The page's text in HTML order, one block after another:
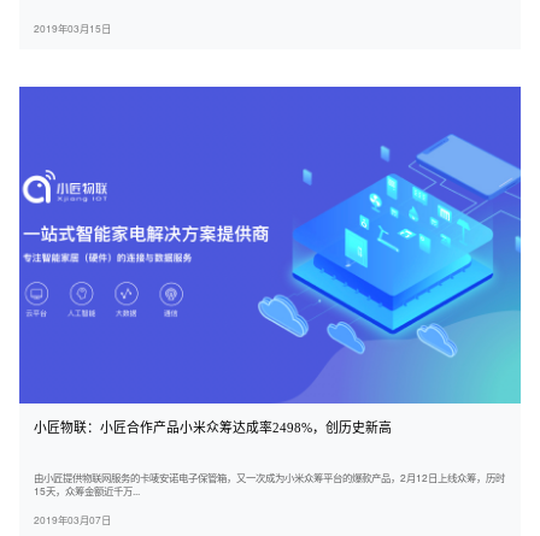
2019年03月15日
小匠物联：小匠合作产品小米众筹达成率2498%，创历史新高
由小匠提供物联网服务的卡唛安诺电子保管箱，又一次成为小米众筹平台的爆款产品，2月12日上线众筹，历时
15天，众筹金额近千万...
2019年03月07日